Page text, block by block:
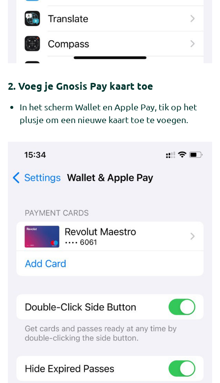
2. Voeg je Gnosis Pay kaart toe
In het scherm Wallet en Apple Pay, tik op het
plusje om een nieuwe kaart toe te voegen.